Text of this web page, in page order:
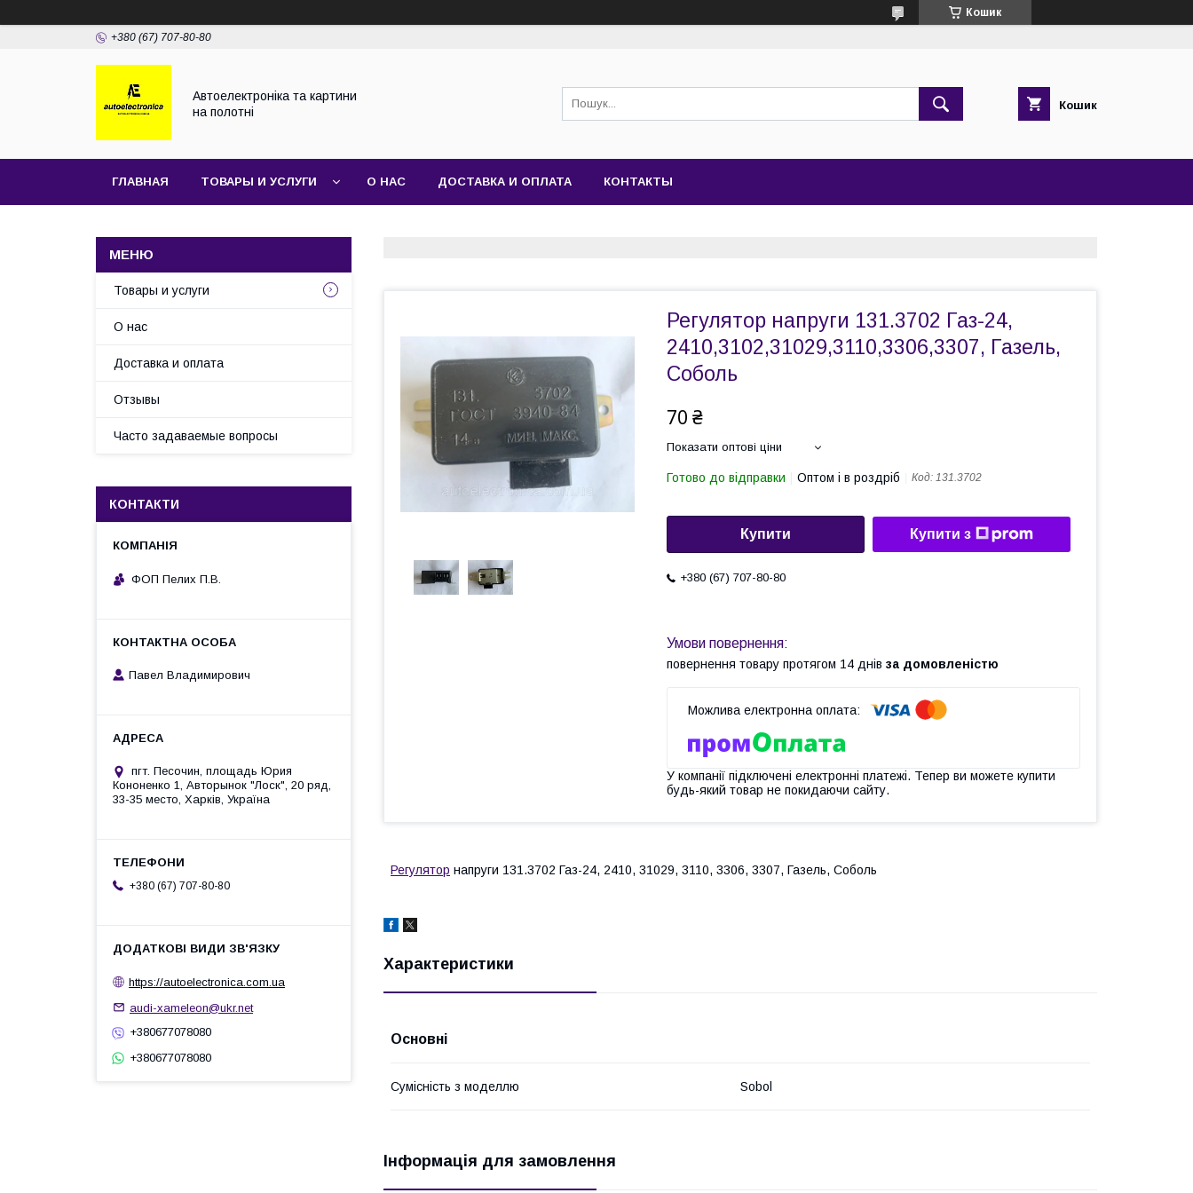
Кошик
+380 (67) 707-80-80
Автоелектроніка та картини
на полотні
Кошик
ГЛАВНАЯ ТОВАРЫ И УСЛУГИ О НАС ДОСТАВКА И ОПЛАТА КОНТАКТЫ
Регулятор напруги 131.3702 Газ-24,
2410,3102,31029,3110,3306,3307, Газель,
Соболь
70 ₴
Показати оптові ціни
Готово до відправки Оптом і в роздріб Код: 131.3702
Купити Купити з
+380 (67) 707-80-80
повернення товару протягом 14 днів за домовленістю
У компанії підключені електронні платежі. Тепер ви можете купити
будь-який товар не покидаючи сайту.
Регулятор напруги 131.3702 Газ-24, 2410, 31029, 3110, 3306, 3307, Газель, Соболь
Характеристики
Основні
Сумісність з моделлю Sobol
Інформація для замовлення
Товары и услуги
О нас
Доставка и оплата
Отзывы
Часто задаваемые вопросы
КОНТАКТИ
ФОП Пелих П.В.
Павел Владимирович
пгт. Песочин, площадь Юрия
Кононенко 1, Авторынок "Лоск", 20 ряд,
33-35 место, Харків, Україна
+380 (67) 707-80-80
https://autoelectronica.com.ua
audi-xameleon@ukr.net
+380677078080
+380677078080